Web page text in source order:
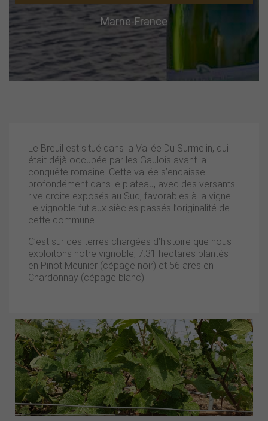
Marne-France
Le Breuil est situé dans la Vallée Du Surmelin, qui
était déjà occupée par les Gaulois avant la
conquête romaine. Cette vallée s’encaisse
profondément dans le plateau, avec des versants
rive droite exposés au Sud, favorables à la vigne.
Le vignoble fut aux siècles passés l’originalité de
cette commune…
C’est sur ces terres chargées d’histoire que nous
exploitons notre vignoble, 7.31 hectares plantés
en Pinot Meunier (cépage noir) et 56 ares en
Chardonnay (cépage blanc).